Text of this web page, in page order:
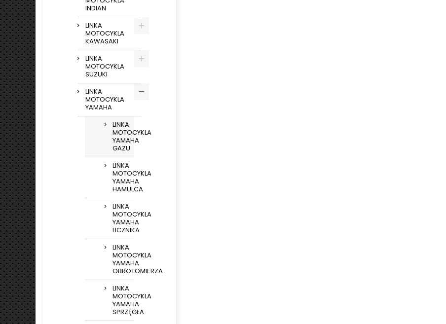
INDIAN
LINKA
MOTOCYKLA
KAWASAKI
LINKA
MOTOCYKLA
SUZUKI
LINKA
MOTOCYKLA
YAMAHA
LINKA
MOTOCYKLA
YAMAHA
GAZU
LINKA
MOTOCYKLA
YAMAHA
HAMULCA
LINKA
MOTOCYKLA
YAMAHA
LICZNIKA
LINKA
MOTOCYKLA
YAMAHA
OBROTOMIERZA
LINKA
MOTOCYKLA
YAMAHA
SPRZĘGŁA